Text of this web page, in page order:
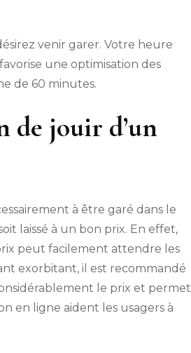
venir garer. Votre heure
une optimisation des
de 60 minutes.
de jouir d’un
à être garé dans le
laissé à un bon prix. En effet,
peut facilement attendre les
exorbitant, il est recommandé
le prix et permet
en ligne aident les usagers à